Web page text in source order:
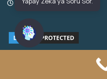
Pzt - Cum, 09:00 - 18:00
Danışmanlık